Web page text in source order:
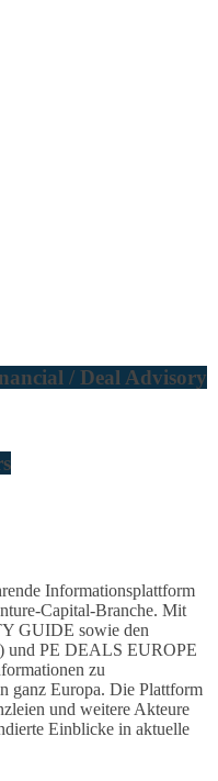
/ Deal Advisory
Informationsplattform
Capital-Branche. Mit
GUIDE sowie den
PE DEALS EUROPE
zu
ganz Europa. Die Plattform
und weitere Akteure
Einblicke in aktuelle